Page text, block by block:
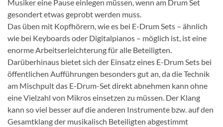
Musiker eine Pause einlegen müssen, wenn am Drum Set
gesondert etwas geprobt werden muss.
Das üben mit Kopfhörern, wie es bei E-Drum Sets – ähnlich
wie bei Keyboards oder Digitalpianos – möglich ist, ist eine
enorme Arbeitserleichterung für alle Beteiligten.
Darüberhinaus bietet sich der Einsatz eines E-Drum Sets bei
öffentlichen Aufführungen besonders gut an, da die Technik
am Mischpult das E-Drum-Set direkt abnehmen kann ohne
eine Vielzahl von Mikros einsetzen zu müssen. Der Klang
kann so viel besser auf die anderen Instrumente bzw. auf den
Gesamtklang der musikalisch Beteiligten abgestimmt